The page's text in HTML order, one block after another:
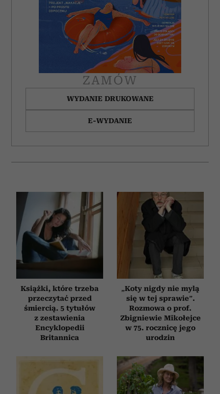
ZAMÓW
WYDANIE DRUKOWANE
E-WYDANIE
Książki, które trzeba
przeczytać przed
śmiercią. 5 tytułów
z zestawienia
Encyklopedii
Britannica
„Koty nigdy nie mylą
się w tej sprawie”.
Rozmowa o prof.
Zbigniewie Mikołejce
w 75. rocznicę jego
urodzin